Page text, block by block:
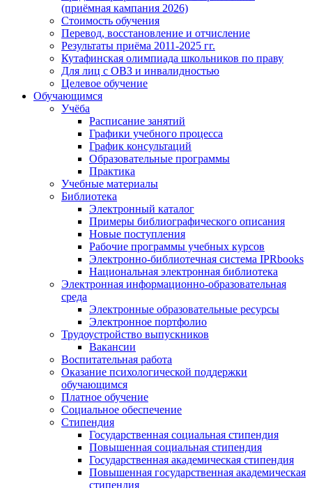
(приёмная кампания 2026)
Стоимость обучения
Перевод, восстановление и отчисление
Результаты приёма 2011-2025 гг.
Кутафинская олимпиада школьников по праву
Для лиц с ОВЗ и инвалидностью
Целевое обучение
Обучающимся
Учёба
Расписание занятий
Графики учебного процесса
График консультаций
Образовательные программы
Практика
Учебные материалы
Библиотека
Электронный каталог
Примеры библиографического описания
Новые поступления
Рабочие программы учебных курсов
Электронно-библиотечная система IPRbooks
Национальная электронная библиотека
Электронная информационно-образовательная
среда
Электронные образовательные ресурсы
Электронное портфолио
Трудоустройство выпускников
Вакансии
Воспитательная работа
Оказание психологической поддержки
обучающимся
Платное обучение
Социальное обеспечение
Стипендия
Государственная социальная стипендия
Повышенная социальная стипендия
Государственная академическая стипендия
Повышенная государственная академическая
стипендия